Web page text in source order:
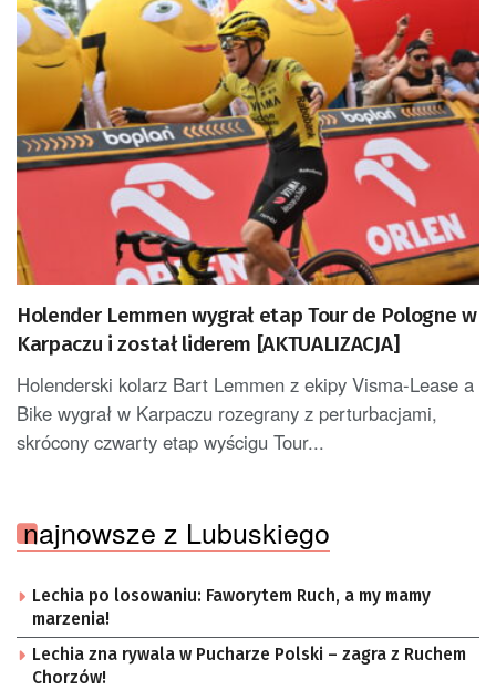
Holender Lemmen wygrał etap Tour de Pologne w
Karpaczu i został liderem [AKTUALIZACJA]
Holenderski kolarz Bart Lemmen z ekipy Visma-Lease a
Bike wygrał w Karpaczu rozegrany z perturbacjami,
skrócony czwarty etap wyścigu Tour...
najnowsze z Lubuskiego
Lechia po losowaniu: Faworytem Ruch, a my mamy
marzenia!
Lechia zna rywala w Pucharze Polski – zagra z Ruchem
Chorzów!